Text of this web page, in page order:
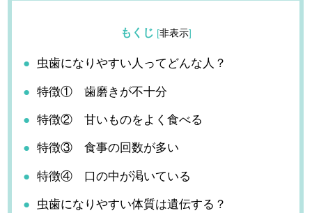
もくじ [非表示]
虫歯になりやすい人ってどんな人？
特徴① 歯磨きが不十分
特徴② 甘いものをよく食べる
特徴③ 食事の回数が多い
特徴④ 口の中が渇いている
虫歯になりやすい体質は遺伝する？